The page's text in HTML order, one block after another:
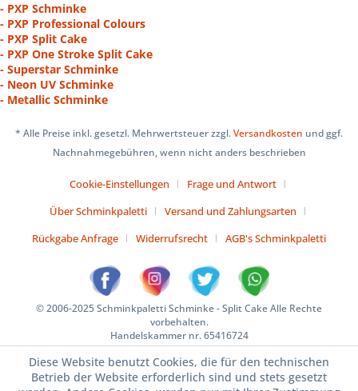
- PXP Schminke
- PXP Professional Colours
- PXP Split Cake
- PXP One Stroke Split Cake
- Superstar Schminke
- Neon UV Schminke
- Metallic Schminke
* Alle Preise inkl. gesetzl. Mehrwertsteuer zzgl.Versandkosten und ggf.
Nachnahmegebühren, wenn nicht anders beschrieben
Cookie-Einstellungen
Frage und Antwort
Über Schminkpaletti
Versand und Zahlungsarten
Rückgabe Anfrage
Widerrufsrecht AGB's Schminkpaletti
© 2006-2025 Schminkpaletti Schminke - Split Cake Alle Rechte
vorbehalten.
Handelskammer nr. 65416724
Diese Website benutzt Cookies, die für den technischen
Betrieb der Website erforderlich sind und stets gesetzt